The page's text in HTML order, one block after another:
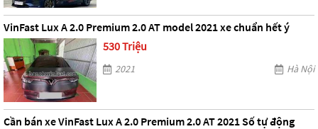
VinFast Lux A 2.0 Premium 2.0 AT model 2021 xe chuẩn hết ý
530 Triệu
2021 Hà Nội
Cần bán xe VinFast Lux A 2.0 Premium 2.0 AT 2021 Số tự động